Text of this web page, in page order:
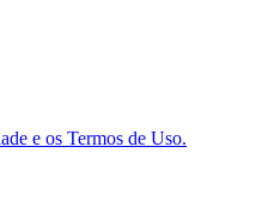
e os Termos de Uso.